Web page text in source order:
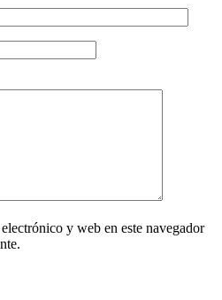
y web en este navegador